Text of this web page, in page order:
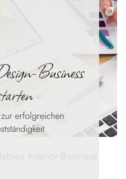
Business
erfolgreichen
Interior-Business